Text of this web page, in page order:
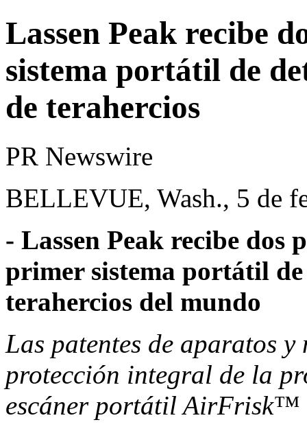
Lassen Peak recibe
sistema portátil de
de terahercios
PR Newswire
BELLEVUE, Wash., 5 de
- Lassen Peak recibe dos
primer sistema portátil de
terahercios del mundo
Las patentes de aparatos y
protección integral de la
escáner portátil AirFrisk™